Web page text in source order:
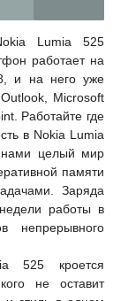
Lumia 525
работает на
и на него уже
Microsoft
Работайте где
в Nokia Lumia
нами целый мир
памяти
Заряда
работы в
525 кроется
не оставит